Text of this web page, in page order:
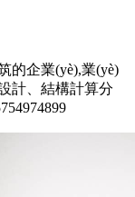
的企業(yè),業(yè)
、結構計算分